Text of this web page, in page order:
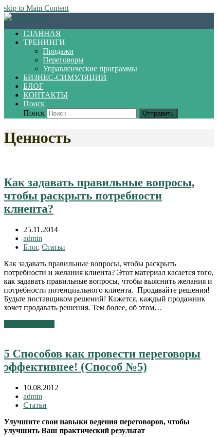
skip to Main Content
ГЛАВНАЯ
ТРЕНИНГИ
Продажи
Переговоры
Управленческие программы
БИЗНЕС-СИМУЛЯЦИИ
БЛОГ
КОНТАКТЫ
Поиск
Поиск
Отправить
Ценность
Как задавать правильные вопросы,
чтобы раскрыть потребности
клиента?
25.11.2014
admin
Блог, Статьи
Как задавать правильные вопросы, чтобы раскрыть
потребности и желания клиента? Этот материал касается того,
как задавать правильные вопросы, чтобы выяснить желания и
потребности потенциального клиента. Продавайте решения!
Будьте поставщиком решений! Кажется, каждый продажник
хочет продавать решения. Тем более, об этом…
5 Способов как провести переговоры
эффективнее! (Способ №5)
10.08.2012
admin
Статьи
Улучшите свои навыки ведения переговоров, чтобы
улучшить Ваш практический результат